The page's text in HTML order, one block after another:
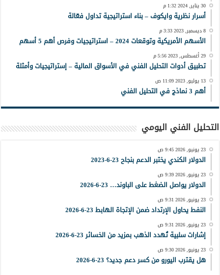
30 يناير, 2024 1:32 م
أسرار نظرية وايكوف – بناء استراتيجية تداول فعّالة
8 ديسمبر, 2023 3:33 م
الأسهم الأمريكية وتوقعات 2024 – استراتيجيات وفرص أهم 5 أسهم
29 أغسطس, 2023 5:56 م
تطبيق أدوات التحليل الفني في الأسواق المالية – إستراتيجيات وأمثلة
13 يوليو, 2023 11:09 ص
أهم 3 نماذج في التحليل الفني
التحليل الفني اليومي
23 يونيو, 2026 9:45 ص
الدولار الكندي يختبر الدعم بنجاح 23-6-2023
23 يونيو, 2026 9:39 ص
الدولار يواصل الضغط على الباوند… 23-6-2026
23 يونيو, 2026 9:31 ص
النفط يحاول الإرتداد ضمن الإتجاة الهابط 23-6-2026
23 يونيو, 2026 9:31 ص
إشارات سلبية تُهدد الذهب بمزيد من الخسائر 23-6-2026
23 يونيو, 2026 9:30 ص
هل يقترب اليورو من كسر دعم جديد؟ 23-6-2026